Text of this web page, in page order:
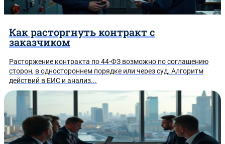
Как расторгнуть контракт с
заказчиком
Расторжение контракта по 44-ФЗ возможно по соглашению
сторон, в одностороннем порядке или через суд. Алгоритм
действий в ЕИС и анализ...